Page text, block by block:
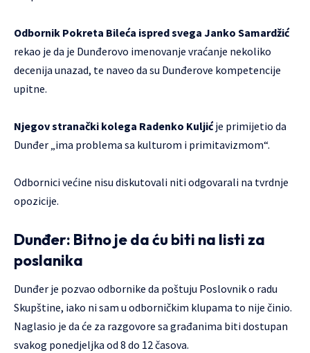
Odbornik Pokreta Bileća ispred svega Janko Samardžić
rekao je da je Dunđerovo imenovanje vraćanje nekoliko
decenija unazad, te naveo da su Dunđerove kompetencije
upitne.
Njegov stranački kolega Radenko Kuljićje primijetio da
Dunđer „ima problema sa kulturom i primitavizmom“.
Odbornici većine nisu diskutovali niti odgovarali na tvrdnje
opozicije.
Dunđer: Bitno je da ću biti na listi za
poslanika
Dunđer je pozvao odbornike da poštuju Poslovnik o radu
Skupštine, iako ni sam u odborničkim klupama to nije činio.
Naglasio je da će za razgovore sa građanima biti dostupan
svakog ponedjeljka od 8 do 12 časova.